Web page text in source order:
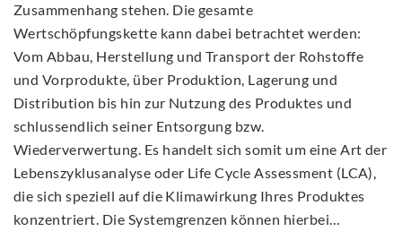
Zusammenhang stehen. Die gesamte
Wertschöpfungskette kann dabei betrachtet werden:
Vom Abbau, Herstellung und Transport der Rohstoffe
und Vorprodukte, über Produktion, Lagerung und
Distribution bis hin zur Nutzung des Produktes und
schlussendlich seiner Entsorgung bzw.
Wiederverwertung. Es handelt sich somit um eine Art der
Lebenszyklusanalyse oder Life Cycle Assessment (LCA),
die sich speziell auf die Klimawirkung Ihres Produktes
konzentriert. Die Systemgrenzen können hierbei…